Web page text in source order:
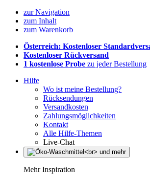
zur Navigation
zum Inhalt
zum Warenkorb
Österreich: Kostenloser
Kostenloser Rückversand
1 kostenlose Probe zu jeder Bestellung
Hilfe
Wo ist meine Bestellung?
Rücksendungen
Versandkosten
Zahlungsmöglichkeiten
Kontakt
Alle Hilfe-Themen
Live-Chat
Mehr Inspiration